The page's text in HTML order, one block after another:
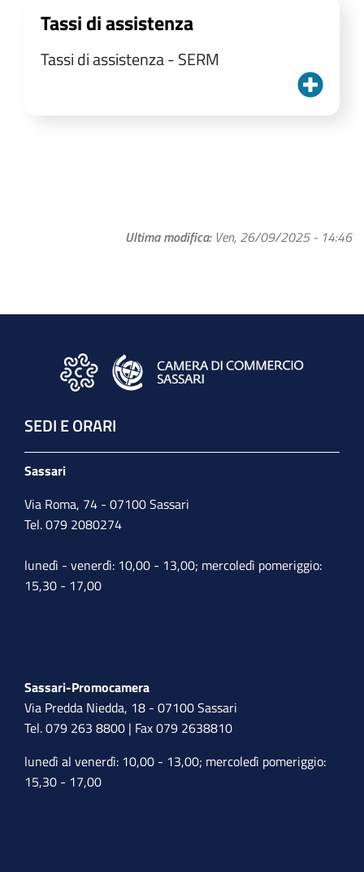
Tassi di assistenza
Tassi di assistenza - SERM
Ultima modifica Ven, 26/09/2025 - 14:46
SEDI E ORARI
Sassari
Via Roma, 74 - 07100 Sassari
Tel. 079 2080274
lunedì - venerdì: 10,00 - 13,00; mercoledì pomeriggio:
15,30 - 17,00
Sassari-Promocamera
Via Predda Niedda, 18 - 07100 Sassari
Tel. 079 263 8800 | Fax 079 2638810
lunedì al venerdì: 10,00 - 13,00; mercoledì pomeriggio:
15,30 - 17,00